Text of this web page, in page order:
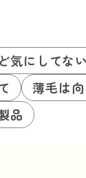
気にしてな
薄毛は
品